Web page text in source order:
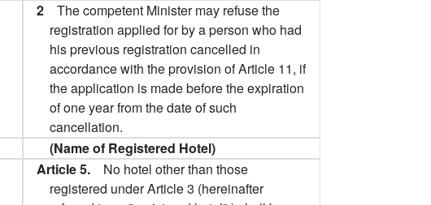
2 The competent Minister may refuse the
registration applied for by a person who had
his previous registration cancelled in
accordance with the provision of Article 11, if
the application is made before the expiration
of one year from the date of such
cancellation.
(Name of Registered Hotel)
Article 5. No hotel other than those
registered under Article 3 (hereinafter